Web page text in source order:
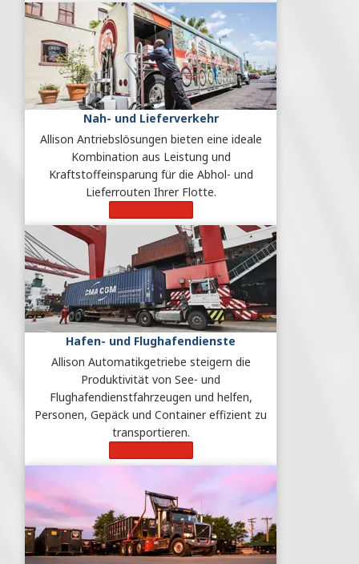
Nah- und Lieferverkehr
Allison Antriebslösungen bieten eine ideale
Kombination aus Leistung und
Kraftstoffeinsparung für die Abhol- und
Lieferrouten Ihrer Flotte.
Hafen- und Flughafendienste
Allison Automatikgetriebe steigern die
Produktivität von See- und
Flughafendienstfahrzeugen und helfen,
Personen, Gepäck und Container effizient zu
transportieren.